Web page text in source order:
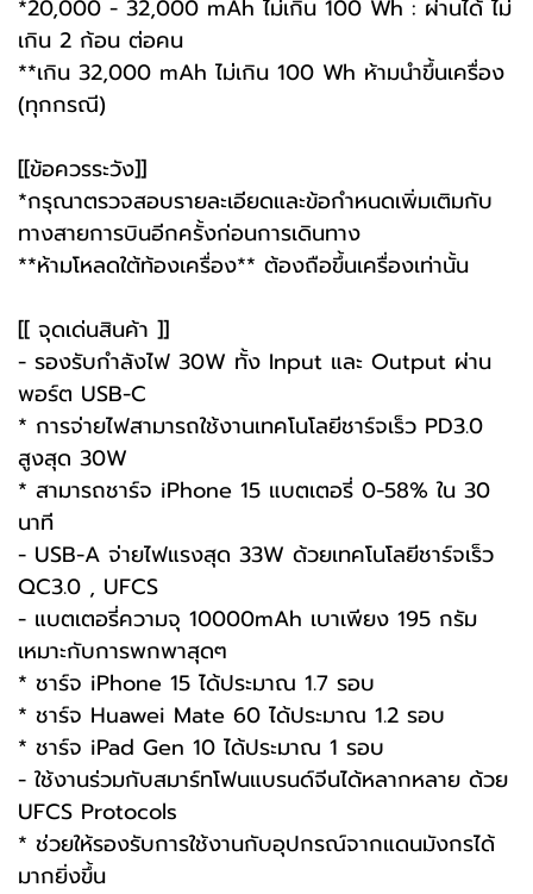
*20,000 - 32,000 mAh ไม่เกิน 100 Wh : ผ่านได้ ไม่
เกิน 2 ก้อน ต่อคน
**เกิน 32,000 mAh ไม่เกิน 100 Wh ห้ามนำขึ้นเครื่อง
(ทุกกรณี)
[[ข้อควรระวัง]]
*กรุณาตรวจสอบรายละเอียดและข้อกำหนดเพิ่มเติมกับ
ทางสายการบินอีกครั้งก่อนการเดินทาง
**ห้ามโหลดใต้ท้องเครื่อง** ต้องถือขึ้นเครื่องเท่านั้น
[[ จุดเด่นสินค้า ]]
- รองรับกำลังไฟ 30W ทั้ง Input และ Output ผ่าน
พอร์ต USB-C
* การจ่ายไฟสามารถใช้งานเทคโนโลยีชาร์จเร็ว PD3.0
สูงสุด 30W
* สามารถชาร์จ iPhone 15 แบตเตอรี่ 0-58% ใน 30
นาที
- USB-A จ่ายไฟแรงสุด 33W ด้วยเทคโนโลยีชาร์จเร็ว
QC3.0 , UFCS
- แบตเตอรี่ความจุ 10000mAh เบาเพียง 195 กรัม
เหมาะกับการพกพาสุดๆ
* ชาร์จ iPhone 15 ได้ประมาณ 1.7 รอบ
* ชาร์จ Huawei Mate 60 ได้ประมาณ 1.2 รอบ
* ชาร์จ iPad Gen 10 ได้ประมาณ 1 รอบ
- ใช้งานร่วมกับสมาร์ทโฟนแบรนด์จีนได้หลากหลาย ด้วย
UFCS Protocols
* ช่วยให้รองรับการใช้งานกับอุปกรณ์จากแดนมังกรได้
มากยิ่งขึ้น